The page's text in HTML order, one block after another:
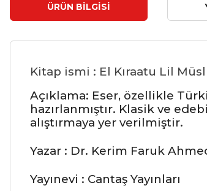
ÜRÜN BILGISI
Kitap ismi : El Kıraatu Lil
Açıklama: Eser, özellikle
hazırlanmıştır. Klasik ve
alıştırmaya yer verilmiştir.
Yazar : Dr. Kerim Faruk
Yayınevi : Cantaş Yayınları